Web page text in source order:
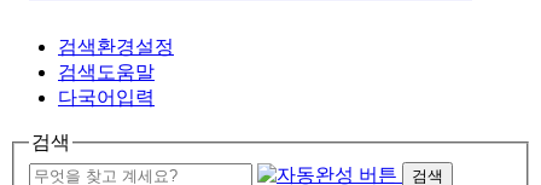
검색환경설정
검색도움말
다국어입력
검색
검색